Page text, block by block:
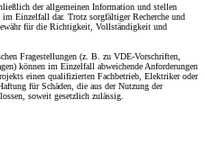
der allgemeinen Information und stellen
Einzelfall dar. Trotz sorgfältiger Recherche und
für die Richtigkeit, Vollständigkeit und
Fragestellungen (z. B. zu VDE-Vorschriften,
können im Einzelfall abweichende Anforderungen
einen qualifizierten Fachbetrieb, Elektriker oder
für Schäden, die aus der Nutzung der
soweit gesetzlich zulässig.